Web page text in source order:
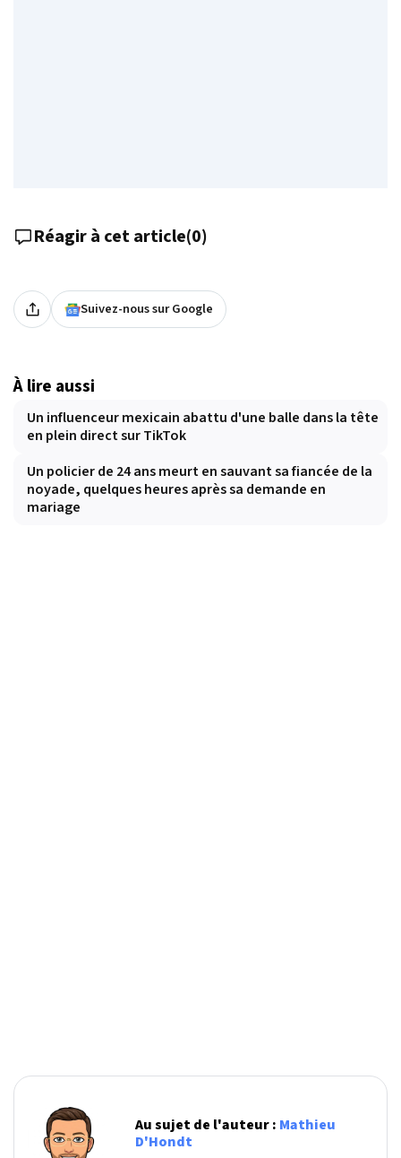
Réagir à cet article(0)
Suivez-nous sur Google
À lire aussi
Un influenceur mexicain abattu d'une balle dans la tête
en plein direct sur TikTok
Un policier de 24 ans meurt en sauvant sa fiancée de la
noyade, quelques heures après sa demande en
mariage
Au sujet de l'auteur : Mathieu
D'Hondt